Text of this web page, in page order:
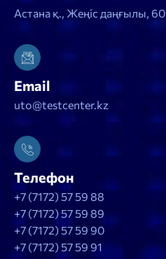
Астана қ., Жеңіс даңғылы, 60
Email
uto@testcenter.kz
Телефон
+7 (7172) 57 59 88
+7 (7172) 57 59 89
+7 (7172) 57 59 90
+7 (7172) 57 59 91